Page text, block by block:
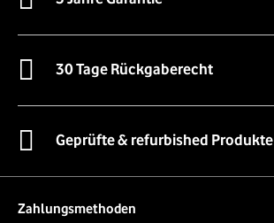
30 Tage Rückgaberecht
Geprüfte & refurbished Produkte
Zahlungsmethoden